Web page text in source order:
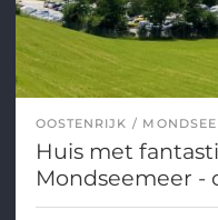
OOSTENRIJK MONDSEE
Huis met
Mondseemeer -
stadscentrum!